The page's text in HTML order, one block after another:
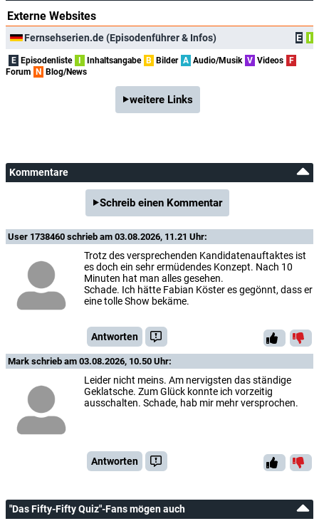
Externe Websites
Fernsehserien.de (Episodenführer & Infos) E I
E Episodenliste Inhaltsangabe B Bilder A Audio/Musik V Videos
F
Forum
N Blog/News
weitere Links
Kommentare
Schreib einen Kommentar
User 1738460 schrieb am 03.08.2026, 11.21 Uhr:
Trotz des versprechenden Kandidatenauftaktes ist
es doch ein sehr ermüdendes Konzept. Nach 10
Minuten hat man alles gesehen.
Schade. Ich hätte Fabian Köster es gegönnt, dass er
eine tolle Show bekäme.
Antworten
Mark schrieb am 03.08.2026, 10.50 Uhr:
Leider nicht meins. Am nervigsten das ständige
Geklatsche. Zum Glück konnte ich vorzeitig
ausschalten. Schade, hab mir mehr versprochen.
Antworten
"Das Fifty-Fifty Quiz"-Fans mögen auch